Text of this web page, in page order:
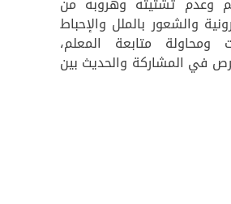
والشعور بالملل والإحباط
ومحاولة متابعة المعلم،
في المشاركة والحديث بين